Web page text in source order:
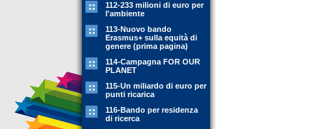
112-233 milioni di euro per
l'ambiente
113-Nuovo bando
Erasmus+ sulla equità di
genere (prima pagina)
114-Campagna FOR OUR
PLANET
115-Un miliardo di euro per
punti ricarica
116-Bando per residenza
di ricerca